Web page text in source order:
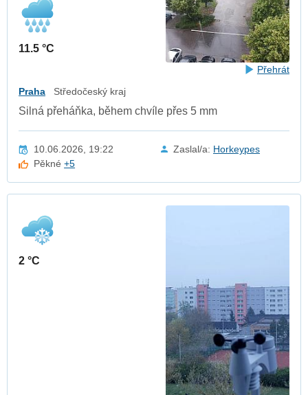
11.5 °C
Přehrát
Praha Středočeský kraj
Silná přeháňka, během chvíle přes 5 mm
10.06.2026, 19:22 Zaslal/a: Horkeypes
Pěkné+5
2 °C